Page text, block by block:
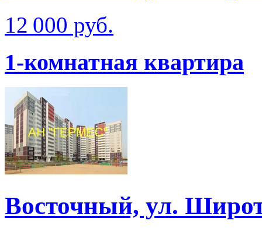
12 000 руб.
1-комнатная квартира
Восточный, ул.